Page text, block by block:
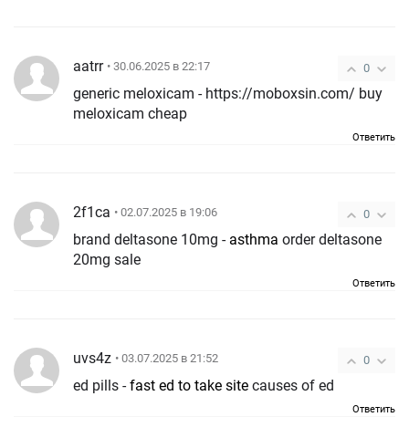
0
aatrr • 30.06.2025 в 22:17
generic meloxicam - https://moboxsin.com/ buy
meloxicam cheap
Ответить
0
2f1ca • 02.07.2025 в 19:06
brand deltasone 10mg - asthma
20mg sale
Ответить
0
uvs4z • 03.07.2025 в 21:52
ed pills -fast ed to take site causes of ed
Ответить